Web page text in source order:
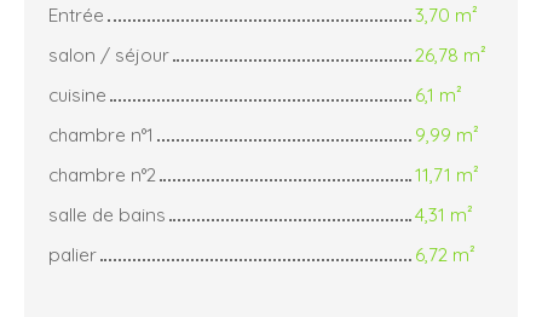
Entrée
3,70 m²
salon / séjour
26,78 m²
cuisine
6,1 m²
chambre n°1
9,99 m²
chambre n°2
11,71 m²
salle de bains
4,31 m²
palier
6,72 m²